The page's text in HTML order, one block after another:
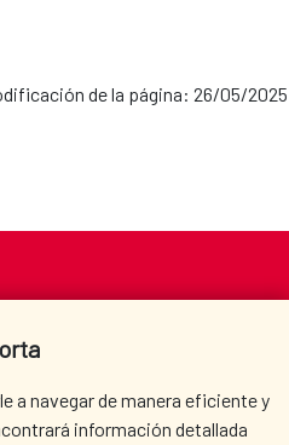
de la página: 26/05/2025
a navegar de manera eficiente y
información detallada